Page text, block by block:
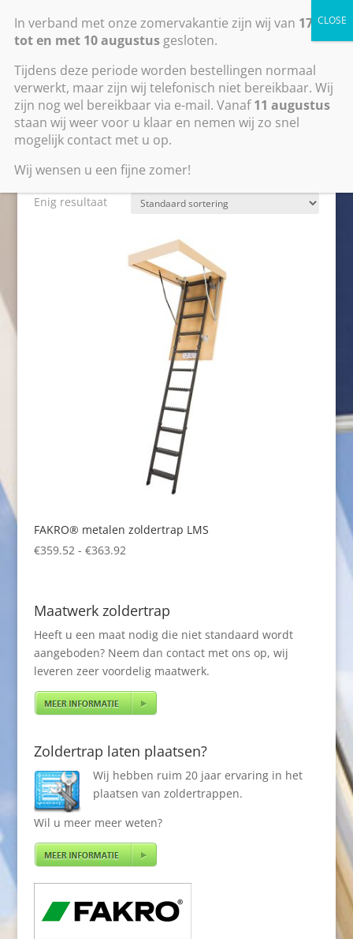
Home / Zoldertrap LMS
Zoldertrap LMS
Enig resultaat
FAKRO® metalen zoldertrap LMS
€359.52 - €363.92Prijsklasse:
€363.92
Maatwerk zoldertrap
Heeft u een maat nodig die niet standaard wordt
aangeboden? Neem dan contact met ons op, wij
leveren zeer voordelig maatwerk.
Zoldertrap laten plaatsen?
Wij hebben ruim 20 jaar ervaring in het
plaatsen van zoldertrappen.
Wil u meer meer weten?
In verband met onze zomervakantie zijn wij van 17 juli
tot en met 10 augustus gesloten.
Tijdens deze periode worden bestellingen normaal
verwerkt, maar zijn wij telefonisch niet bereikbaar. Wij
zijn nog wel bereikbaar via e-mail. Vanaf11 augustus
staan wij weer voor u klaar en nemen wij zo snel
mogelijk contact met u op.
Wij wensen u een fijne zomer!